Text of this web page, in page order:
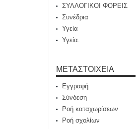
ΣΥΛΛΟΓΙΚΟΙ ΦΟΡΕΙΣ
Συνέδρια
Υγεία
Υγεία.
ΜΕΤΑΣΤΟΙΧΕΊΑ
Εγγραφή
Σύνδεση
Ροή καταχωρίσεων
Ροή σχολίων